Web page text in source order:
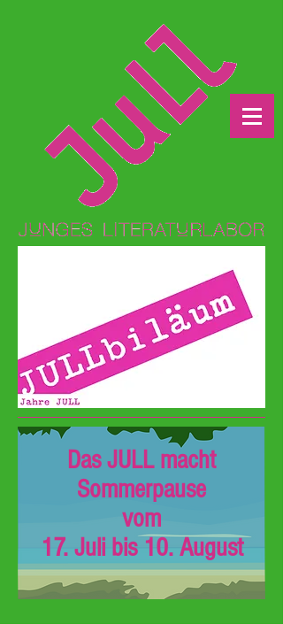
Das JULL macht
Sommerpause
vom
17. Juli bis 10. August